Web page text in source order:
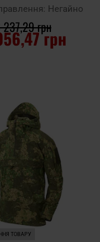
Негайно
грн
грн
ТОВАРУ